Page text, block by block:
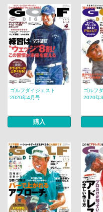
ゴルフダイジェスト
2020年4月号
購入
ゴルフ
2020年